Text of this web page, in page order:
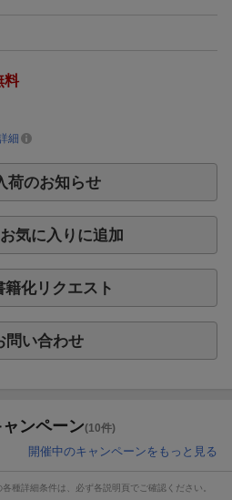
料
細
荷のお知らせ
気に入りに追加
籍化リクエスト
問い合わせ
ンペーン(10件)
開催中のキャンペーンをもっと見る
種詳細条件は、必ず各説明頁でご確認ください。